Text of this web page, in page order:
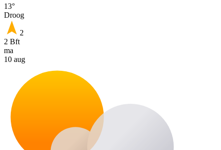
13°
Droog
2
2 Bft
ma
10 aug